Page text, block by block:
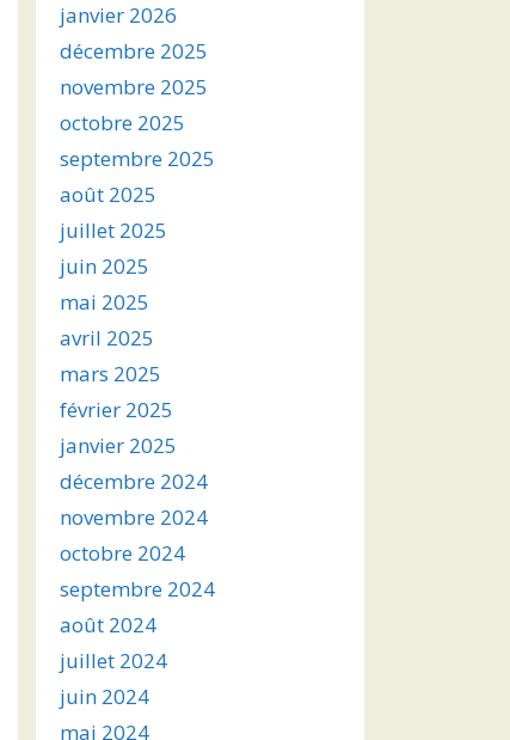
janvier 2026
décembre 2025
novembre 2025
octobre 2025
septembre 2025
août 2025
juillet 2025
juin 2025
mai 2025
avril 2025
mars 2025
février 2025
janvier 2025
décembre 2024
novembre 2024
octobre 2024
septembre 2024
août 2024
juillet 2024
juin 2024
mai 2024